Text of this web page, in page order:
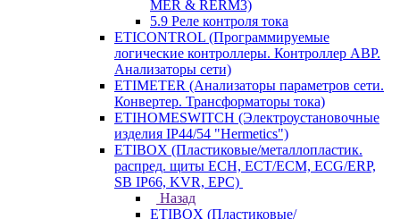
MER & RERM3)
5.9 Реле контроля тока
ETICONTROL (Программируемые
логические контроллеры. Контроллер АВР.
Анализаторы сети)
ETIMETER (Анализаторы параметров сети.
Конвертер. Трансформаторы тока)
ETIHOMESWITCH (Электроустановочные
изделия IP44/54 "Hermetics")
ETIBOX (Пластиковые/металлопластик.
распред. щиты ECH, ECT/ECM, ECG/ERP,
SB IP66, KVR, EPC)
Назад
ETIBOX (Пластиковые/